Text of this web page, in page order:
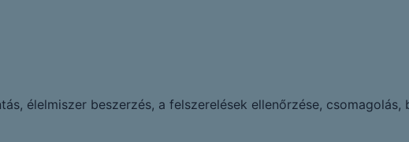
élelmiszer beszerzés, a felszerelések ellenőrzése, csomagolás,